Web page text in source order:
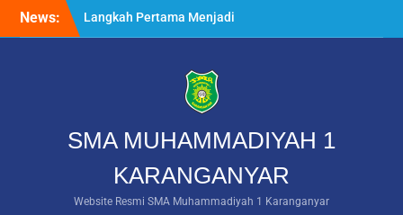
News:
Langkah Pertama Menjadi
Generasi Berkarakter,
Muhammadiyah 1
Karanganyar Dimulai
Kebangsaan
Saat Fajar Menyapa
Angkatan Baru, SMA
Muhammadiyah 1
Karanganyar Gelar
SMA MUHAMMADIYAH 1
KARANGANYAR
Website Resmi SMA Muhammadiyah 1 Karanganyar